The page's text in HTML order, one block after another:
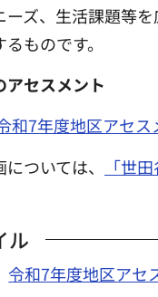
ーズ、生活課題等
ものです。
アセスメント
和7年度地区アセス
ついては、
「世
ル
令和7年度地区アセ